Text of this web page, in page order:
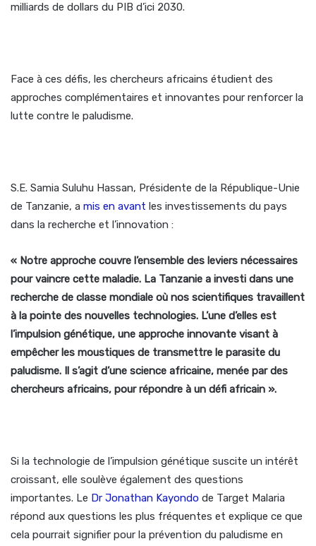
milliards de dollars du PIB d’ici 2030.
Face à ces défis, les chercheurs africains étudient des
approches complémentaires et innovantes pour renforcer la
lutte contre le paludisme.
S.E. Samia Suluhu Hassan, Présidente de la République-Unie
de Tanzanie, a mis en avant les investissements du pays
dans la recherche et l’innovation :
« Notre approche couvre l’ensemble des leviers nécessaires
pour vaincre cette maladie. La Tanzanie a investi dans une
recherche de classe mondiale où nos scientifiques travaillent
à la pointe des nouvelles technologies. L’une d’elles est
l’impulsion génétique, une approche innovante visant à
empêcher les moustiques de transmettre le parasite du
paludisme. Il s’agit d’une science africaine, menée par des
chercheurs africains, pour répondre à un défi africain ».
Si la technologie de l’impulsion génétique suscite un intérêt
croissant, elle soulève également des questions
importantes. Le Dr Jonathan Kayondo de Target Malaria
répond aux questions les plus fréquentes et explique ce que
cela pourrait signifier pour la prévention du paludisme en